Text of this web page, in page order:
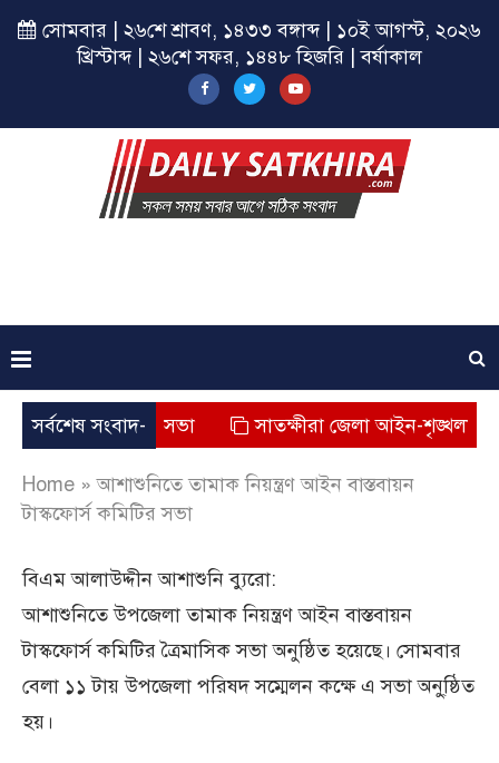
সোমবার | ২৬শে শ্রাবণ, ১৪৩৩ বঙ্গাব্দ | ১০ই আগস্ট, ২০২৬
খ্রিস্টাব্দ | ২৬শে সফর, ১৪৪৮ হিজরি | বর্ষাকাল
সর্বশেষ সংবাদ-
সমাপনী সভা সাতক্ষীরা জেলা আইন-শৃঙ্খলা বিষয়ক
Home »আশাশুনিতে তামাক নিয়ন্ত্রণ আইন বাস্তবায়ন
টাস্কফোর্স কমিটির সভা
বিএম আলাউদ্দীন আশাশুনি ব‍্যুরো:
আশাশুনিতে উপজেলা তামাক নিয়ন্ত্রণ আইন বাস্তবায়ন
টাস্কফোর্স কমিটির ত্রৈমাসিক সভা অনুষ্ঠিত হয়েছে। সোমবার
বেলা ১১ টায় উপজেলা পরিষদ সম্মেলন কক্ষে এ সভা অনু্ষ্ঠিত
হয়।